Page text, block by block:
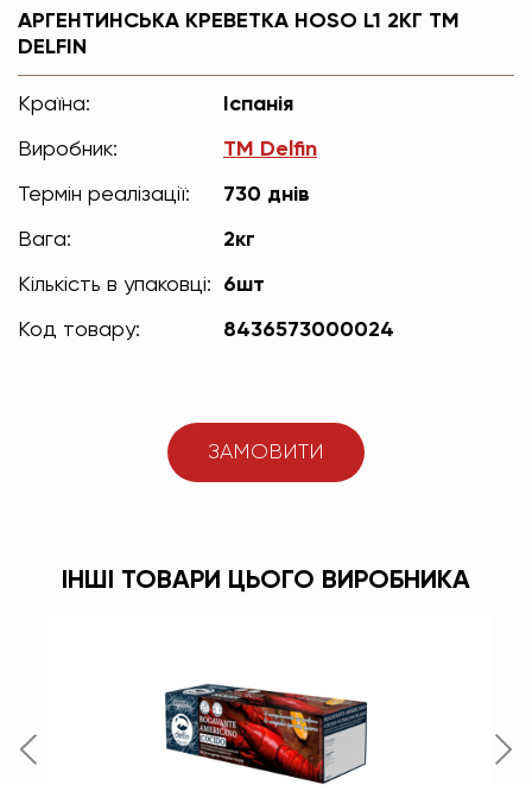
АРГЕНТИНСЬКА КРЕВЕТКА HOSO L1 2КГ ТМ
DELFIN
Країна: Іспанія
Виробник: TM Delfin
Термін реалізації: 730 днів
Вага: 2кг
Кількість в упаковці: 6шт
Код товару: 8436573000024
ЗАМОВИТИ
ІНШІ ТОВАРИ ЦЬОГО ВИРОБНИКА